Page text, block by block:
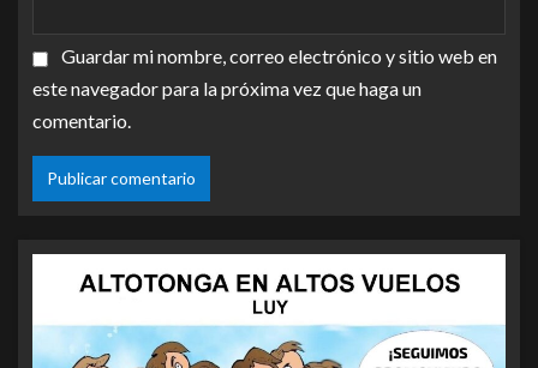
Guardar mi nombre, correo electrónico y sitio web en
este navegador para la próxima vez que haga un
comentario.